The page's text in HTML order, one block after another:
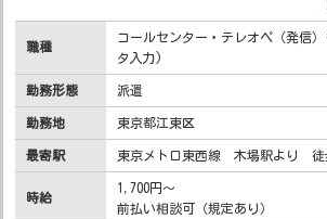
職種
コールセンター・テレオペ（発信
タ入力)
勤務形態 派遣
勤務地 東京都江東区
最寄駅 東京メトロ東西線 木場駅より 徒
時給
1,700円～
前払い相談可（規定あり）